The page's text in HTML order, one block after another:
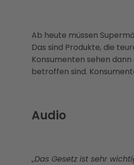
Ab heute müssen
Das sind Produkte, die
Konsumenten sehen
betroffen sind.
Audio
„Das Gesetz ist sehr